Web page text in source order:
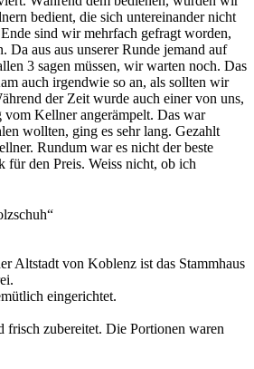
bedient, die sich untereinander nicht
sind wir mehrfach gefragt worden,
Da aus aus unserer Runde jemand auf
3 sagen müssen, wir warten noch. Das
auch irgendwie so an, als sollten wir
der Zeit wurde auch einer von uns,
vom Kellner angerämpelt. Das war
wollten, ging es sehr lang. Gezahlt
Rundum war es nicht der beste
für den Preis. Weiss nicht, ob ich
Altstadt von Koblenz ist das Stammhaus
eingerichtet.
frisch zubereitet. Die Portionen waren